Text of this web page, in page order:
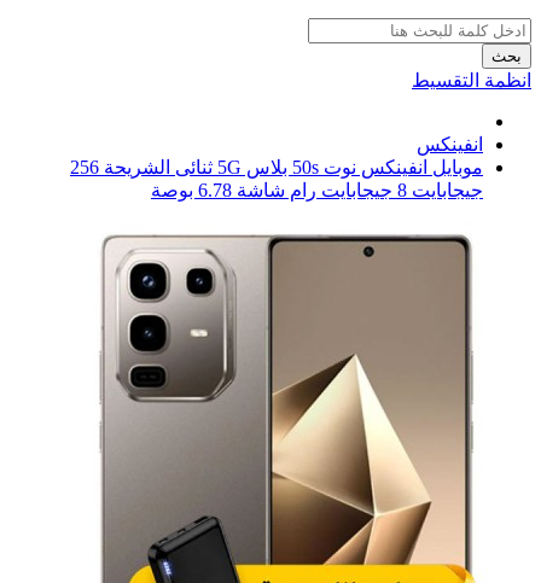
بحث
انظمة التقسيط
انفينكس
موبايل انفينكس نوت 50s بلاس 5G ثنائى الشريحة 256
جيجابايت 8 جيجابايت رام شاشة 6.78 بوصة